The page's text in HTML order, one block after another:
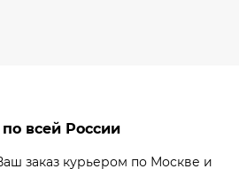
всей России
заказ курьером по Москве и